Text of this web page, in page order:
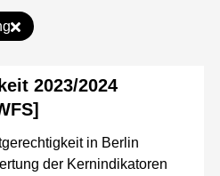
2023/2024
in Berlin
der Kernindikatoren